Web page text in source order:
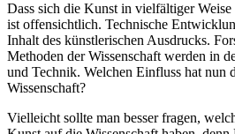
Dass sich die Kunst in vielfältiger Weise
ist offensichtlich. Technische
Inhalt des künstlerischen Ausdrucks.
Methoden der Wissenschaft werden in
und Technik. Welchen Einfluss hat nun
Wissenschaft?
Vielleicht sollte man besser fragen,